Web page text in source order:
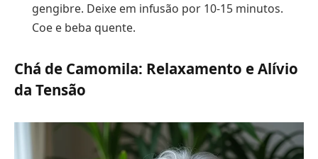
gengibre. Deixe em infusão por 10-15 minutos.
Coe e beba quente.
Chá de Camomila: Relaxamento e Alívio
da Tensão